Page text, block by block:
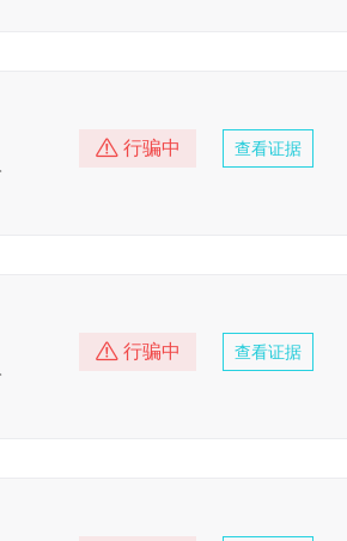
行骗中 查看证据
行骗中 查看证据